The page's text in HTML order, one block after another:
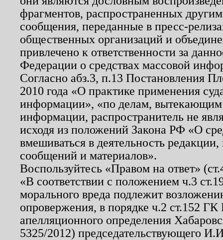
фрагментов, распространенных
сообщения, переданные в пресс-
общественных организаций и
привлечено к ответственности за
Федерации о средствах массовой
Согласно абз.3, п.13 Постановления
2010 года «О практике применения
информации», «по делам, вытекающим
информации, распространитель не
исходя из положений Закона РФ «О
вмешиваться в деятельность
сообщений и материалов».
Воспользуйтесь «Правом на ответ»
«В соответствии с положением ч.3
морального вреда подлежит
опровержения, в порядке ч.2 ст.152
апелляционного определения
5325/2012) председательствующего